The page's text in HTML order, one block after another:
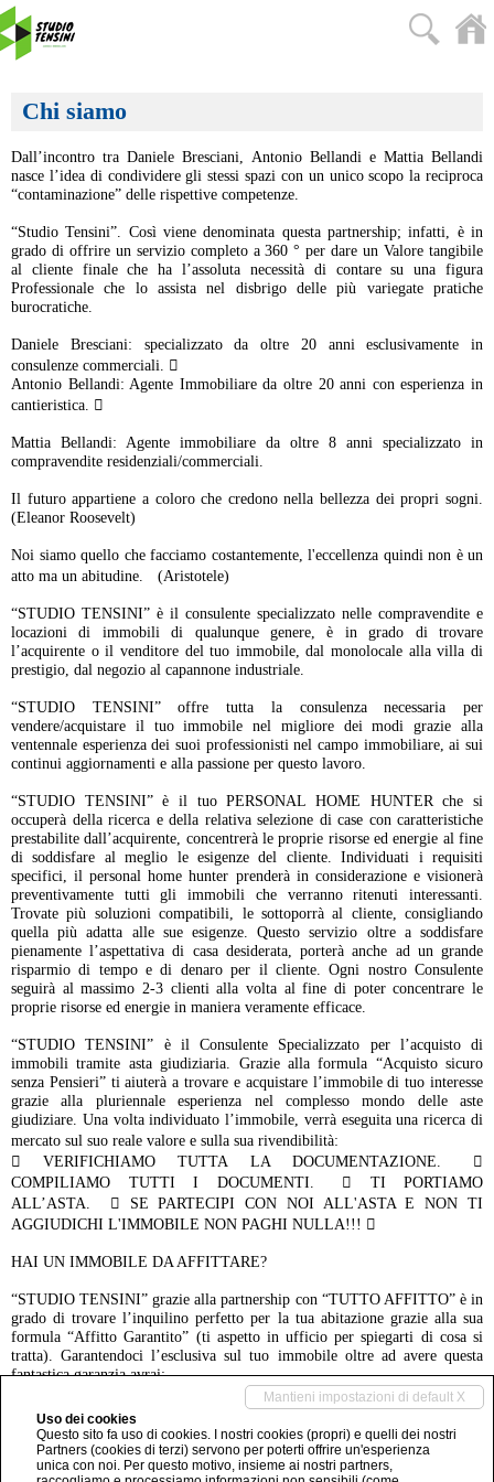
Chi siamo
Dall’incontro tra Daniele Bresciani, Antonio Bellandi e Mattia Bellandi
nasce l’idea di condividere gli stessi spazi con un unico scopo la reciproca
“contaminazione” delle rispettive competenze.
“Studio Tensini”. Così viene denominata questa partnership; infatti, è in
grado di offrire un servizio completo a 360 ° per dare un Valore tangibile
al cliente finale che ha l’assoluta necessità di contare su una figura
Professionale che lo assista nel disbrigo delle più variegate pratiche
burocratiche.
Daniele Bresciani: specializzato da oltre 20 anni esclusivamente in
consulenze commerciali. 
Antonio Bellandi: Agente Immobiliare da oltre 20 anni con esperienza in
cantieristica. 
Mattia Bellandi: Agente immobiliare da oltre 8 anni specializzato in
compravendite residenziali/commerciali.
Il futuro appartiene a coloro che credono nella bellezza dei propri sogni.
(Eleanor Roosevelt)
Noi siamo quello che facciamo costantemente, l'eccellenza quindi non è un
atto ma un abitudine. (Aristotele)
“STUDIO TENSINI” è il consulente specializzato nelle compravendite e
locazioni di immobili di qualunque genere, è in grado di trovare
l’acquirente o il venditore del tuo immobile, dal monolocale alla villa di
prestigio, dal negozio al capannone industriale.
“STUDIO TENSINI” offre tutta la consulenza necessaria per
vendere/acquistare il tuo immobile nel migliore dei modi grazie alla
ventennale esperienza dei suoi professionisti nel campo immobiliare, ai sui
continui aggiornamenti e alla passione per questo lavoro.
“STUDIO TENSINI” è il tuo PERSONAL HOME HUNTER che si
occuperà della ricerca e della relativa selezione di case con caratteristiche
prestabilite dall’acquirente, concentrerà le proprie risorse ed energie al fine
di soddisfare al meglio le esigenze del cliente. Individuati i requisiti
specifici, il personal home hunter prenderà in considerazione e visionerà
preventivamente tutti gli immobili che verranno ritenuti interessanti.
Trovate più soluzioni compatibili, le sottoporrà al cliente, consigliando
quella più adatta alle sue esigenze. Questo servizio oltre a soddisfare
pienamente l’aspettativa di casa desiderata, porterà anche ad un grande
risparmio di tempo e di denaro per il cliente. Ogni nostro Consulente
seguirà al massimo 2-3 clienti alla volta al fine di poter concentrare le
proprie risorse ed energie in maniera veramente efficace.
“STUDIO TENSINI” è il Consulente Specializzato per l’acquisto di
immobili tramite asta giudiziaria. Grazie alla formula “Acquisto sicuro
senza Pensieri” ti aiuterà a trovare e acquistare l’immobile di tuo interesse
grazie alla pluriennale esperienza nel complesso mondo delle aste
giudiziare. Una volta individuato l’immobile, verrà eseguita una ricerca di
mercato sul suo reale valore e sulla sua rivendibilità:
 VERIFICHIAMO TUTTA LA DOCUMENTAZIONE. 
COMPILIAMO TUTTI I DOCUMENTI.  TI PORTIAMO
ALL’ASTA.  SE PARTECIPI CON NOI ALL'ASTA E NON TI
AGGIUDICHI L'IMMOBILE NON PAGHI NULLA!!! 
HAI UN IMMOBILE DA AFFITTARE?
“STUDIO TENSINI” grazie alla partnership con “TUTTO AFFITTO” è in
grado di trovare l’inquilino perfetto per la tua abitazione grazie alla sua
formula “Affitto Garantito” (ti aspetto in ufficio per spiegarti di cosa si
tratta). Garantendoci l’esclusiva sul tuo immobile oltre ad avere questa
fantastica garanzia avrai:
 PUBBLICITA’ GRATUITA DEL TUO IMMOBILE SU OLTRE 20 SITI
INTERNET  UN NUMERO DEDICATO SOLO A TE ATTIVO 365
GIORNI L’ANNO  UN UNICO REFERENTE  GESTIONE
COMPLETA DEL TUO IMMOBILE  PENSEREMO NOI ALLA
Mantieni impostazioni di default X
Uso dei cookies
Questo sito fa uso di cookies. I nostri cookies (propri) e quelli dei nostri
Partners (cookies di terzi) servono per poterti offrire un'esperienza
unica con noi. Per questo motivo, insieme ai nostri partners,